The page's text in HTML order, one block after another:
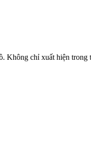
chỉ xuất hiện